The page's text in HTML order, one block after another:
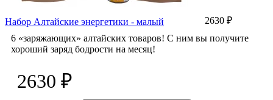
Набор Алтайские энергетики - малый
2630 ₽
6 «заряжающих» алтайских товаров! С ним вы получите
хороший заряд бодрости на месяц!
2630 ₽